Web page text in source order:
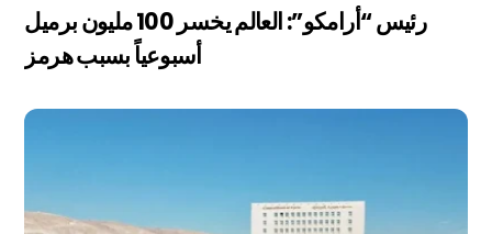
رئيس “أرامكو”: العالم يخسر 100 مليون برميل
أسبوعياً بسبب هرمز